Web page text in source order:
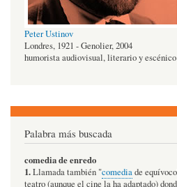
Peter Ustinov
Londres, 1921 - Genolier, 2004
humorista audiovisual, literario y
Palabra más buscada
comedia de enredo
1.Llamada también "comediade
teatro (aunque el cine la ha adaptado)